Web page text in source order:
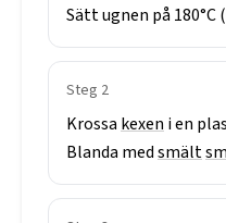
Sättugnen på 180°C
Steg 2
Krossa kexen ien
Blanda medsmält